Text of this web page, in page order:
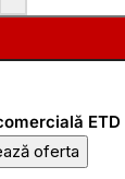
ETD
oferta